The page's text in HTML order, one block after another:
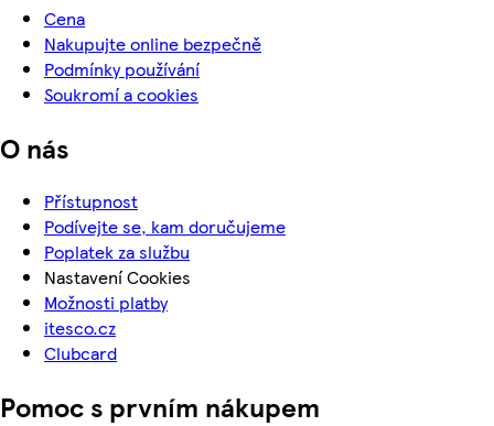
Cena
Nakupujte online bezpečně
Podmínky používání
Soukromí a cookies
O nás
Přístupnost
Podívejte se, kam doručujeme
Poplatek za službu
Nastavení Cookies
Možnosti platby
itesco.cz
Clubcard
Pomoc s prvním nákupem